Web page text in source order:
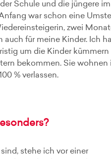
Schule und die jüngere
war schon eine
zwei
für meine Kinder. Ich
um die Kinder
bekommen. Sie
% verlassen.
stehe ich vor einer